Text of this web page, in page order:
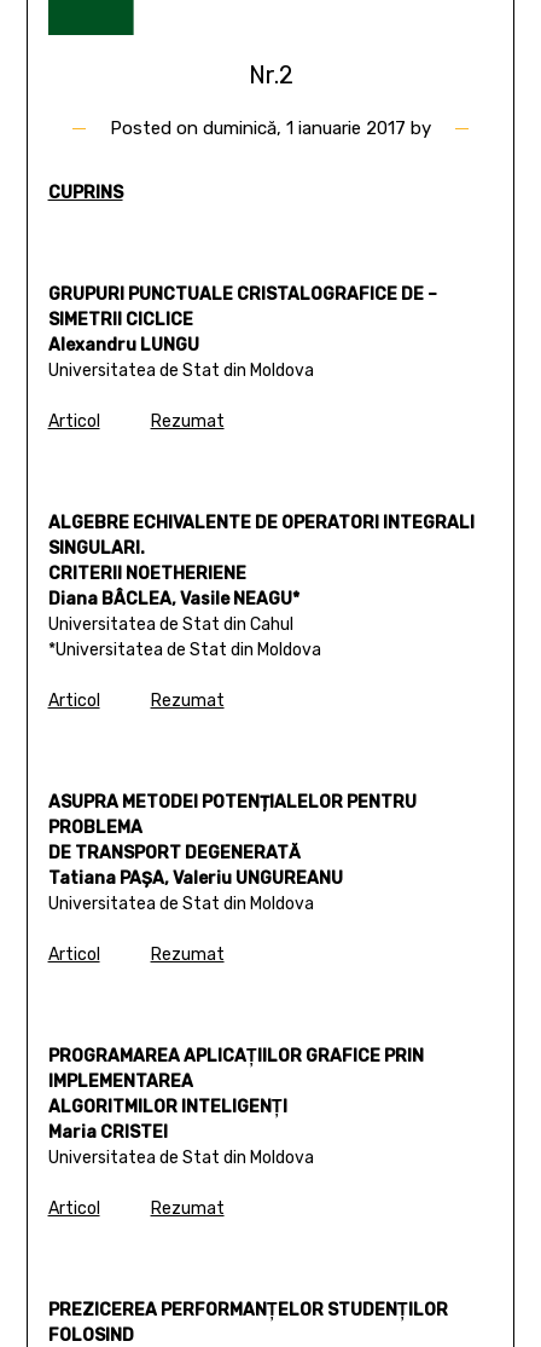
Nr.2
Posted on duminică, 1 ianuarie 2017 by
CUPRINS
GRUPURI PUNCTUALE CRISTALOGRAFICE DE –
SIMETRII CICLICE
Alexandru LUNGU
Universitatea de Stat din Moldova
Articol Rezumat
ALGEBRE ECHIVALENTE DE OPERATORI INTEGRALI
SINGULARI.
CRITERII NOETHERIENE
Diana BÂCLEA, Vasile NEAGU*
Universitatea de Stat din Cahul
*Universitatea de Stat din Moldova
Articol Rezumat
ASUPRA METODEI POTENȚIALELOR PENTRU
PROBLEMA
DE TRANSPORT DEGENERATĂ
Tatiana PAŞA, Valeriu UNGUREANU
Universitatea de Stat din Moldova
Articol Rezumat
PROGRAMAREA APLICAŢIILOR GRAFICE PRIN
IMPLEMENTAREA
ALGORITMILOR INTELIGENŢI
Maria CRISTEI
Universitatea de Stat din Moldova
Articol Rezumat
PREZICEREA PERFORMANŢELOR STUDENŢILOR
FOLOSIND